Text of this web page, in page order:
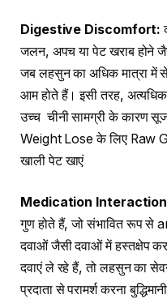
Digestive Discomfort:
जलन, अपच या पेट खराब होने
जब लहसुन का अधिक मात्रा में
आम होते हैं। इसी तरह,
उच्च चीनी सामग्री के कारण
Weight Lose के लिए Raw
खाली पेट खाएं
Medication
गुण होते हैं, जो संभावित रूप
दवाओं जैसी दवाओं में हस्तक्षेप
दवाएं ले रहे हैं, तो लहसुन का
प्रदाता से परामर्श करना